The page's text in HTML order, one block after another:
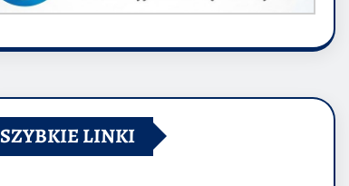
SZYBKIE LINKI